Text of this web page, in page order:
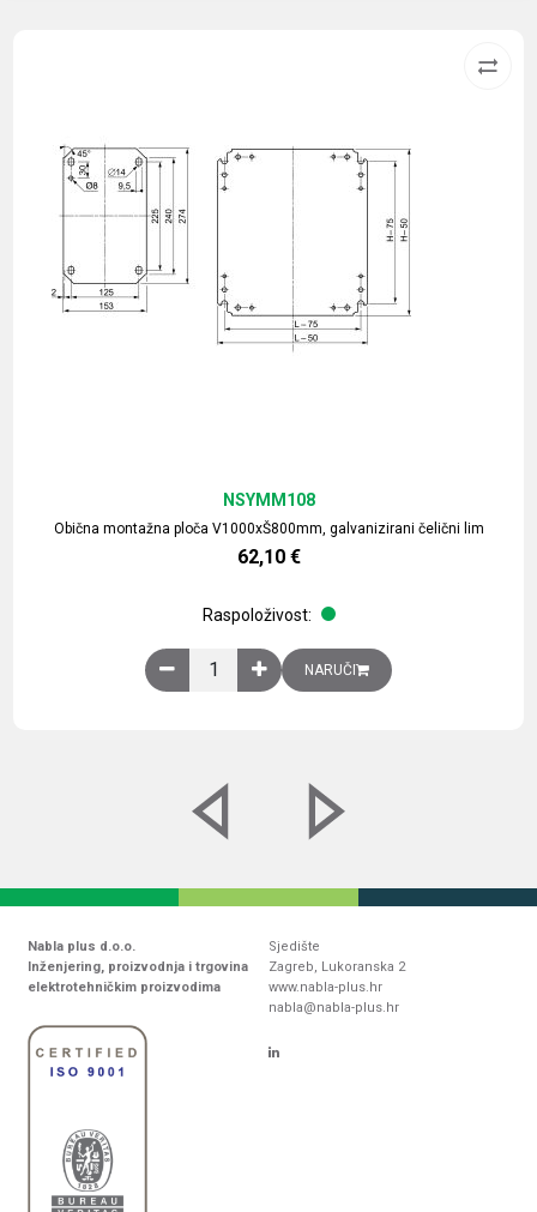
Obična montažna ploča V1000xŠ800mm, galvanizirani čelični lim
NSYMM108
62,10 €
Raspoloživost:
Obična montažna ploča V1000xŠ800mm,
NARUČI
Nabla plus d.o.o.
Inženjering, proizvodnja i trgovina
elektrotehničkim proizvodima
Sjedište
Zagreb, Lukoranska 2
www.nabla-plus.hr
nabla@nabla-plus.hr